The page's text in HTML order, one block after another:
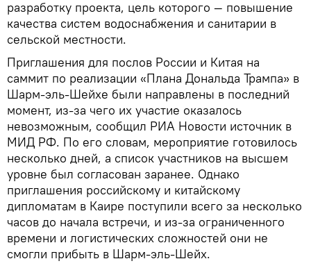
разработку проекта, цель которого — повышение
качества систем водоснабжения и санитарии в
сельской местности.
Приглашения для послов России и Китая на
саммит по реализации «Плана Дональда Трампа» в
Шарм-эль-Шейхе были направлены в последний
момент, из-за чего их участие оказалось
невозможным, сообщил РИА Новости источник в
МИД РФ. По его словам, мероприятие готовилось
несколько дней, а список участников на высшем
уровне был согласован заранее. Однако
приглашения российскому и китайскому
дипломатам в Каире поступили всего за несколько
часов до начала встречи, и из-за ограниченного
времени и логистических сложностей они не
смогли прибыть в Шарм-эль-Шейх.